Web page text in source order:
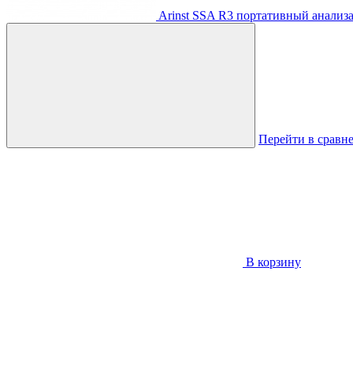
Arinst SSA R3 портативный
Перейти в
В корзину